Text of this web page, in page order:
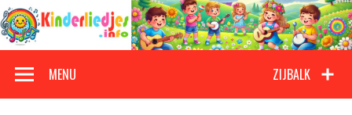
Doorgaan
naar
inhoud
Kinderliedjes
ZIJBALK
MENU